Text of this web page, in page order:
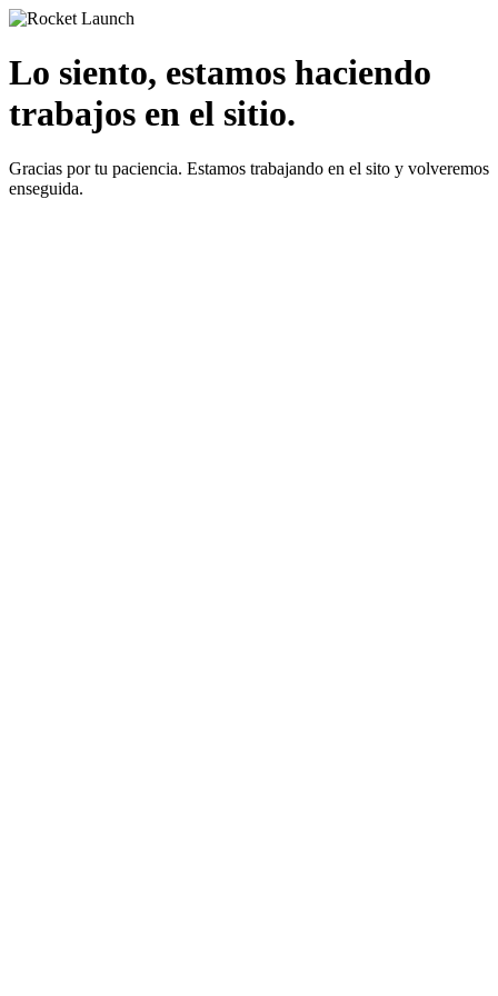
Lo siento, estamos haciendo
trabajos en el sitio.
Gracias por tu paciencia. Estamos trabajando en el sito y volveremos
enseguida.